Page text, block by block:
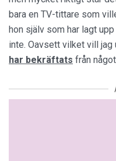
bara en TV-tittare som
hon själv som har lagt
inte. Oavsett vilket vill
har bekräftats från